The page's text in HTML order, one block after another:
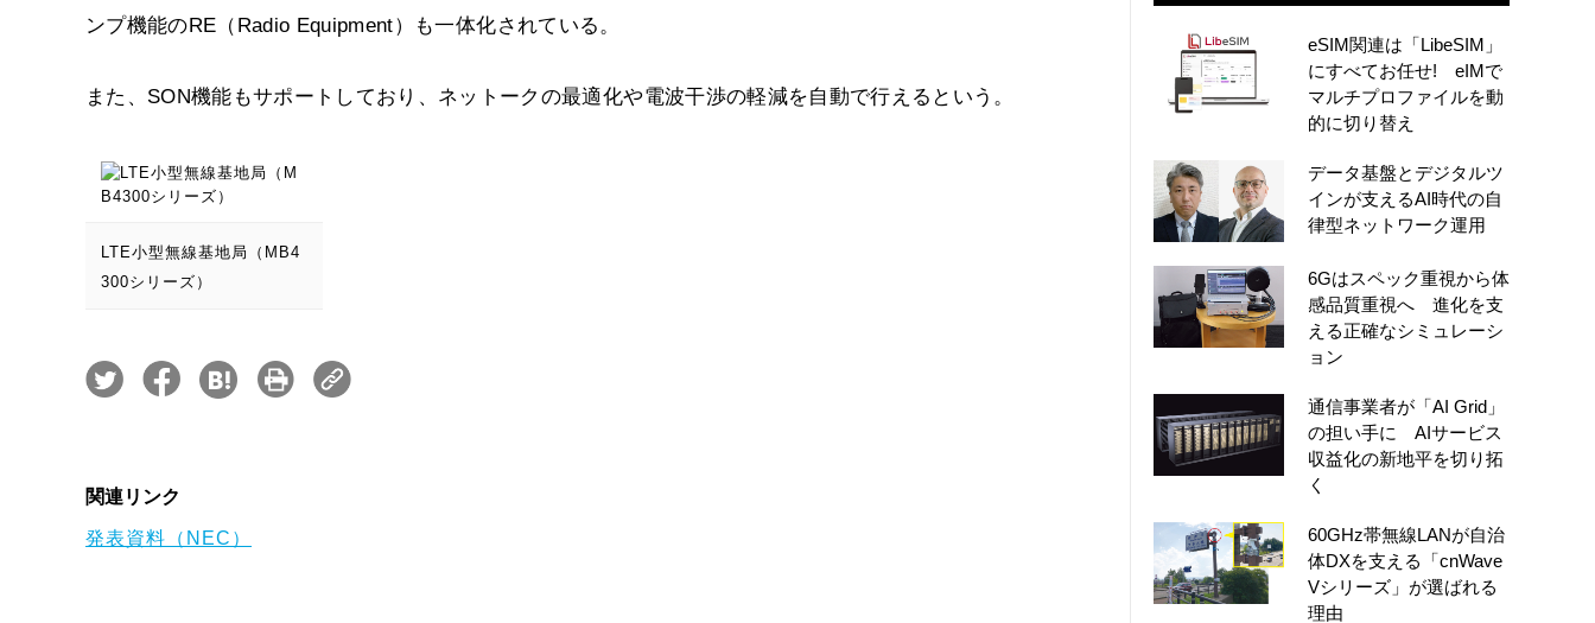
ンプ機能のRE（Radio Equipment）も一体化されている。
また、SON機能もサポートしており、ネットークの最適化や電波干渉の軽減を自動で行えるという。
LTE小型無線基地局（MB4
300シリーズ）
関連リンク
発表資料（NEC）
eSIM関連は「LibeSIM」
にすべてお任せ! eIMで
マルチプロファイルを動
的に切り替え
データ基盤とデジタルツ
インが支えるAI時代の自
律型ネットワーク運用
6Gはスペック重視から体
感品質重視へ 進化を支
える正確なシミュレーシ
ョン
通信事業者が「AI Grid」
の担い手に AIサービス
収益化の新地平を切り拓
く
60GHz帯無線LANが自治
体DXを支える「cnWave
Vシリーズ」が選ばれる
理由